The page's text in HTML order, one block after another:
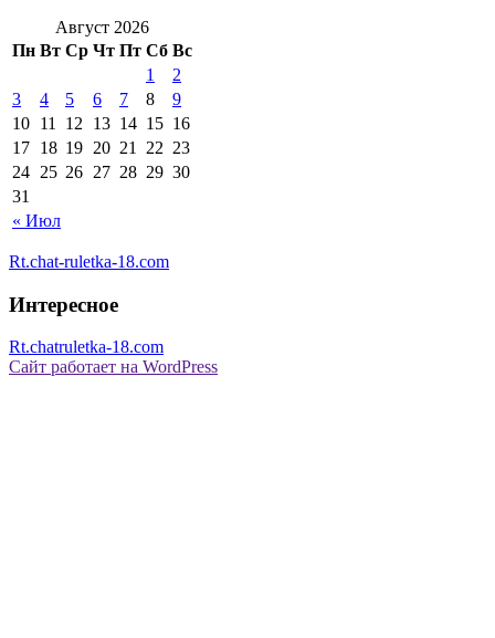
Август 2026
Пн Вт Ср Чт Пт Сб Вс
« Июл
1
2
3
4 5 6 7 8
9
10 11 12 13 14 15 16
17 18 19 20 21 22 23
24 25 26 27 28 29 30
31
Rt.chat-ruletka-18.com
Интересное
Rt.chatruletka-18.com
Сайт работает на WordPress